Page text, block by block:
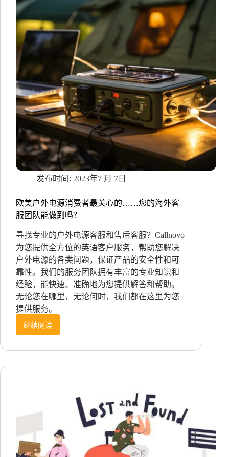
选
品
到
服……
境
电
商
的
土
化
很
重
要
2023年7 月 7日
欧美户外电源消费者最关心的……您的海外客
服团队能做到吗？
寻找专业的户外电源客服和售后客服？Callnovo
为您提供全方位的英语客户服务，帮助您解决
户外电源的各类问题，保证产品的安全性和可
靠性。我们的服务团队拥有丰富的专业知识和
经验，能快速、准确地为您提供解答和帮助。
无论您在哪里，无论何时，我们都在这里为您
提供服务。
继续阅读
欧
户
者
关
心
的……